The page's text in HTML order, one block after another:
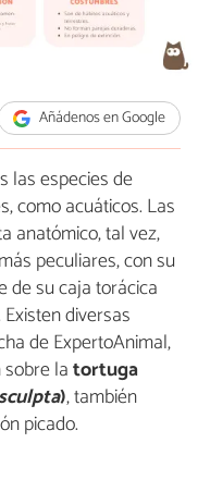
Añádenos en Google
las especies de
como acuáticos. Las
anatómico, tal vez,
más peculiares, con su
de su caja torácica
diversas
de ExpertoAnimal,
latortuga
), también
picado.